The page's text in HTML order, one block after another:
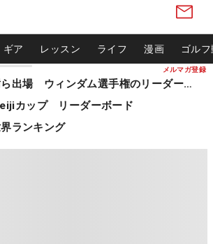
メルマガ登録
ギア レッスン ライフ 漫画 ゴル
松山英樹ら出場 ウィンダム選手権のリーダーボード
カップ リーダーボード
ランキング